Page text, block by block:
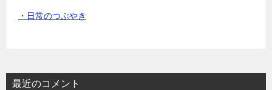
・日常のつぶやき
最近のコメント